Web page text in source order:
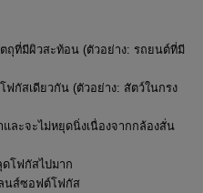
ถุที่มีผิวสะท้อน (ตัวอย่าง: รถยนต์ที่มี
ฟกัสเดียวกัน (ตัวอย่าง: สัตว์ในกรง
ละจะไม่หยุดนิ่งเนื่องจากกล้องสั่น
โฟกัสไปมาก
นส์ซอฟต์โฟกัส